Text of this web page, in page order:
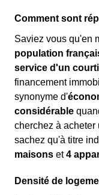
Comment sont
Saviez vous qu'en
population
service d'un
financement
synonyme d'
considérable
cherchez à acheter
sachez qu'à titre
maisons et4
Densité de